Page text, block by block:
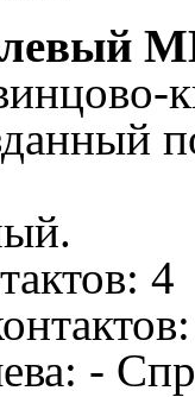
4
-